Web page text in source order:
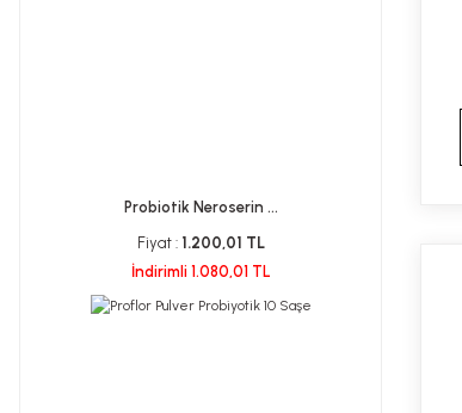
Lasonil (1)
Mir İlaç (1)
Probiotik Neroserin ...
Fiyat : 1.200,01 TL
İndirimli 1.080,01 TL